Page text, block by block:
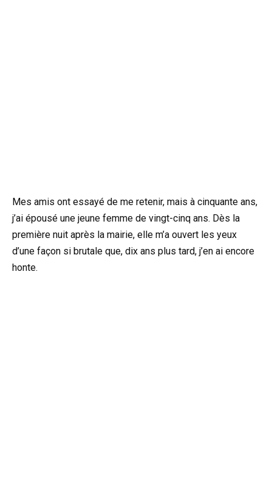
Mes amis ont essayé de me retenir, mais à cinquante ans,
j’ai épousé une jeune femme de vingt-cinq ans. Dès la
première nuit après la mairie, elle m’a ouvert les yeux
d’une façon si brutale que, dix ans plus tard, j’en ai encore
honte.